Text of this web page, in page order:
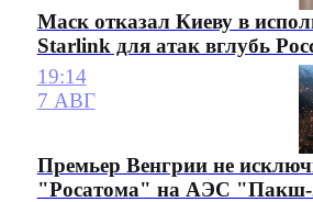
Маск отказал Киеву в
Starlink для атак вглубь
19:14
7 АВГ
Премьер Венгрии не
"Росатома" на АЭС